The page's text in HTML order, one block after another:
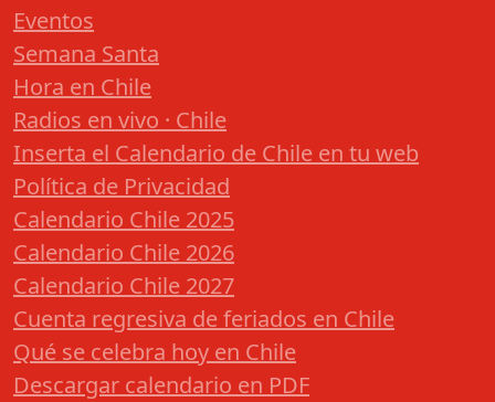
Eventos
Semana Santa
Hora en Chile
Radios en vivo · Chile
Inserta el Calendario de Chile en tu web
Política de Privacidad
Calendario Chile 2025
Calendario Chile 2026
Calendario Chile 2027
Cuenta regresiva de feriados en Chile
Qué se celebra hoy en Chile
Descargar calendario en PDF